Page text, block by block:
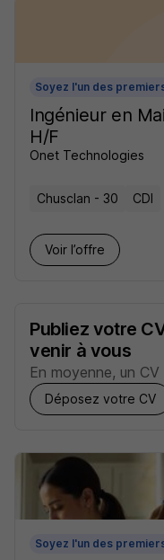
Soyez l'un des
Ingénieur en
H/F
Onet Technologies
Chusclan - 30 CDI
Voir l’offre
Publiez votre
venir à vous
En moyenne, un
Déposez votre CV
Soyez l'un des